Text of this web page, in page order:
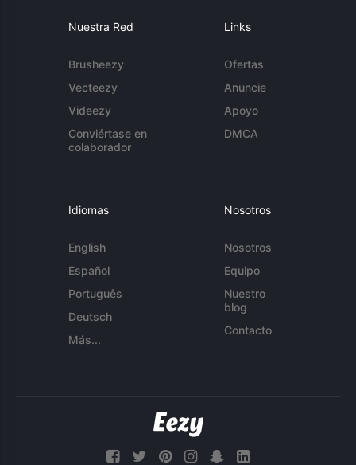
Nuestra Red
Brusheezy
Vecteezy
Videezy
Conviértase en
colaborador
Links
Ofertas
Anuncie
Apoyo
DMCA
Idiomas
English
Español
Português
Deutsch
Más...
Nosotros
Nosotros
Equipo
Nuestro
blog
Contacto